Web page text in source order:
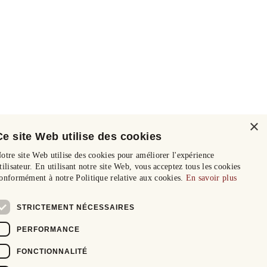
×
site Web utilise des cookies
site Web utilise des cookies pour améliorer l'expérience
En utilisant notre site Web, vous acceptez tous les cookies
à notre Politique relative aux cookies. En savoir plus
STRICTEMENT NÉCESSAIRES
PERFORMANCE
FONCTIONNALITÉ